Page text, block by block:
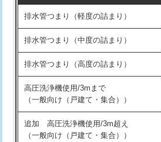
※給水管工事は20mmまでの価格です。
持込商品取付（混合水栓）
持込商品取付（浄水器・分岐水栓）
給水管工事※（ホール加工)
給水管工事※（バンド止め)
給水管工事※（支持金具設置)
給水管工事※（保温材使用（バンド止
め込み）)
排水管つまり（軽度の詰まり）
排水管つまり（中度の詰まり）
排水管つまり（高度の詰まり）
高圧洗浄機使用/3mまで
（一般向け（戸建て・集合））
追加 高圧洗浄機使用/3m超え
（一般向け（戸建て・集合））